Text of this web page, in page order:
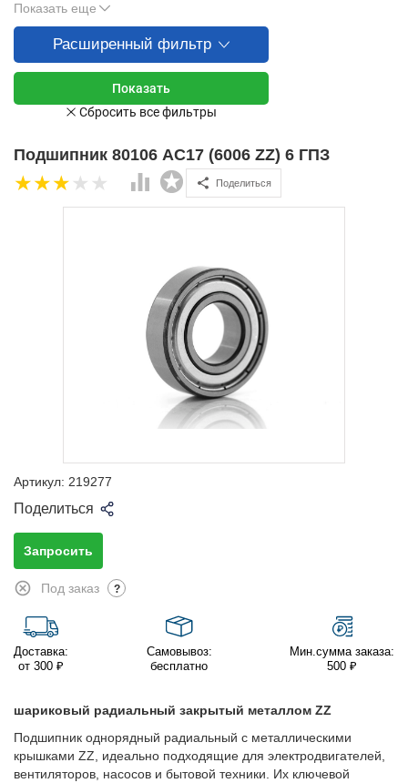
Показать еще
Расширенный фильтр
Подшипник 80106 АС17 (6006 ZZ) 6 ГПЗ
Поделиться
Артикул: 219277
Поделиться
Запросить
Под заказ ?
Доставка:
от 300 ₽
Самовывоз:
бесплатно
Мин.сумма заказа:
500 ₽
шариковый радиальный закрытый металлом ZZ
Подшипник однорядный радиальный с металлическими
крышками ZZ, идеально подходящие для электродвигателей,
вентиляторов, насосов и бытовой техники. Их ключевой